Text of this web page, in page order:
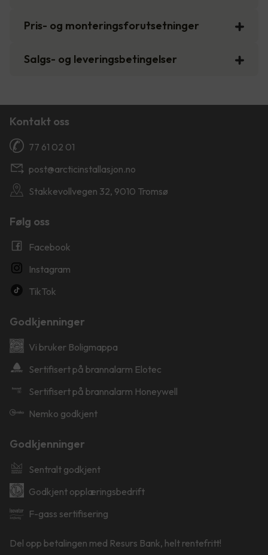
Pris- og monteringsforutsetninger
Salgs- og leveringsbetingelser
Kontakt oss
77 61 02 01
post@arcticinstallasjon.no
Stakkevollvegen 32, 9010 Tromsø
Følg oss
Facebook
Instagram
TikTok
Godkjenninger
Vi bruker Boligmappa
Sertifisert på brannalarm Elotec
Sertifisert på brannalarm Honeywell
Nemko godkjent
Godkjenninger
Sentralt godkjent
Godkjent opplæringsbedrift
F-gass sertifisering
Del opp betalingen med Resurs Bank, helt rentefritt!